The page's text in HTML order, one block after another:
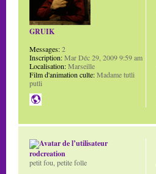
GRUIK
Messages:2
Inscription:Mar Déc 29, 2009 9:59 am
Localisation:Marseille
Film d'animation culte:Madame tutli
putli
rodcreation
petit fou, petite folle